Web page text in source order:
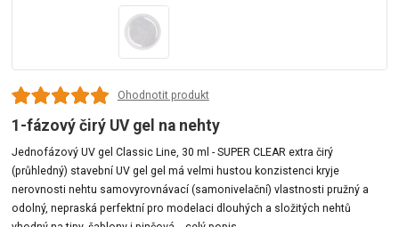
Ohodnotit produkt
1-fázový čirý UV gel na nehty
Jednofázový UV gel Classic Line, 30 ml - SUPER CLEAR extra čirý
(průhledný) stavební UV gel gel má velmi hustou konzistenci kryje
nerovnosti nehtu samovyrovnávací (samonivelační) vlastnosti pružný a
odolný, nepraská perfektní pro modelaci dlouhých a složitých nehtů